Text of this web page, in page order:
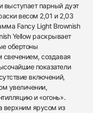
выступает парный дуэт
весом 2,01 и 2,03
Fancy Light Brownish
Yellow раскрывает
обертоны
свечением, создавая
показатели
включений,
увеличении,
и «огонь».
верхним ярусом из